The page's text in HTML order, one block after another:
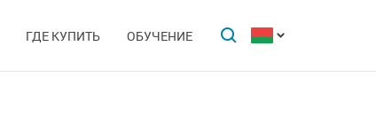
ГДЕ КУПИТЬ ОБУЧЕНИЕ